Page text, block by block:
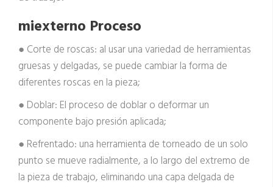
miexterno Proceso
● Corte de roscas: al usar una variedad de herramientas
gruesas y delgadas, se puede cambiar la forma de
diferentes roscas en la pieza;
● Doblar: El proceso de doblar o deformar un
componente bajo presión aplicada;
● Refrentado: una herramienta de torneado de un solo
punto se mueve radialmente, a lo largo del extremo de
la pieza de trabajo, eliminando una capa delgada de